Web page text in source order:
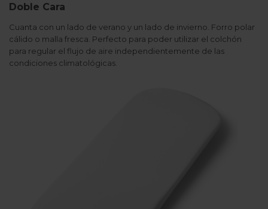
Doble Cara
Cuanta con un lado de verano y un lado de invierno. Forro polar
cálido o malla fresca. Perfecto para poder utilizar el colchón
para regular el flujo de aire independientemente de las
condiciones climatológicas.